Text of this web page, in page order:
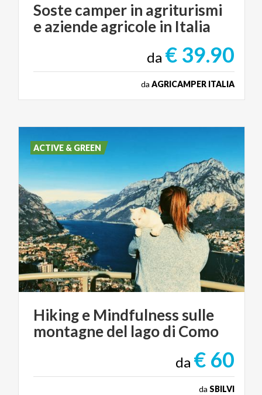
Sostecamper in agriturismi
eaziendeagricole in Italia
da € 39.90
da AGRICAMPER ITALIA
Hikinge Mindfulness sulle
montagnedel lagodi Como
da € 60
da SBILVI
ACTIVE & GREEN